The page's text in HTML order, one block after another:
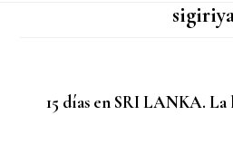
15 días en SRI LANKA.